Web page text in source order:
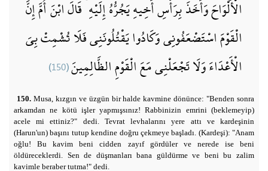
الْأَلْوَاحَ وَأَخَذَ بِرَأْسِ أَخِيهِ يَجُرُّهُ إِلَيْهِ ۚ قَالَ ابْنَ أُمَّ إِنَّ
الْقَوْمَ اسْتَضْعَفُونِي وَكَادُوا يَقْتُلُونَنِي فَلَا تُشْمِتْ بِيَ
الْأَعْدَاءَ وَلَا تَجْعَلْنِي مَعَ الْقَوْمِ الظَّالِمِينَ(150)
150. Musa, kızgın ve üzgün bir halde kavmine dönünce: "Benden sonra
arkamdan ne kötü işler yapmışsınız! Rabbinizin emrini (beklemeyip)
acele mi ettiniz?" dedi. Tevrat levhalarını yere attı ve kardeşinin
(Harun'un) başını tutup kendine doğru çekmeye başladı. (Kardeşi): "Anam
oğlu! Bu kavim beni cidden zayıf gördüler ve nerede ise beni
öldüreceklerdi. Sen de düşmanları bana güldürme ve beni bu zalim
kavimle beraber tutma!" dedi.